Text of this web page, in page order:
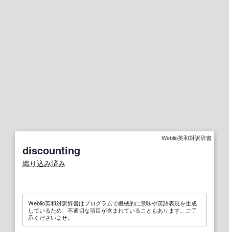
Weblio英和対訳辞書
discounting
織り込み済み
Weblio英和対訳辞書はプログラムで機械的に意味や英語表現を生成
しているため、不適切な項目が含まれていることもあります。ご了
承くださいませ。